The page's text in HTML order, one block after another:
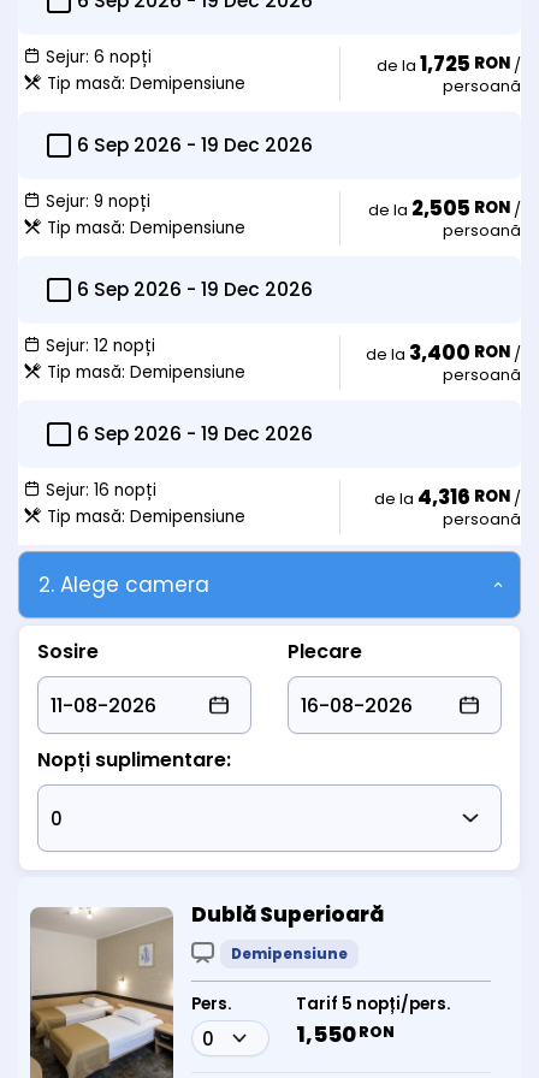
echivalenta cu 70% din valoarea valoarea avansului achitat
conform rezervarii si facturii proforme emise
4. Anularea integrala cu cel mult 5 zile in prealabil zilei de intrare
din valoarea acestuia
Check-in dupa ora 16:00 si check-out pana la ora 12:00
Sejur: 6 nopți
Tip masă: Demipensiune
de la 1,725 RON /
persoană
6 Sep 2026 - 19 Dec 2026
Sejur: 9 nopți
Tip masă: Demipensiune
de la 2,505 RON /
persoană
6 Sep 2026 - 19 Dec 2026
Sejur: 12 nopți
Tip masă: Demipensiune
de la 3,400 RON /
persoană
6 Sep 2026 - 19 Dec 2026
Sejur: 16 nopți
Tip masă: Demipensiune
de la 4,316 RON /
persoană
2. Alege camera
Sosire Plecare
Nopți suplimentare:
Dublă Superioară
Demipensiune
Pers. Tarif 5 nopți/pers.
1,550RON